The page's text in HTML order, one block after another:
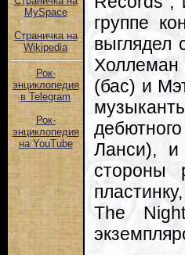
MySpace
Страничка на
Wikipedia
Рок-
энциклопедия
в Telegram
Рок-
энциклопедия
на YouTube
группе
выглядел
Холлеман
(бас) и
Ланси), и
стороны
The